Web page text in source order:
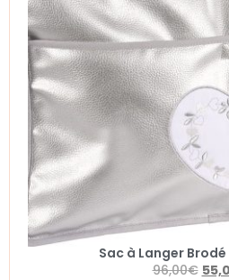
Sac à Langer
96,00€